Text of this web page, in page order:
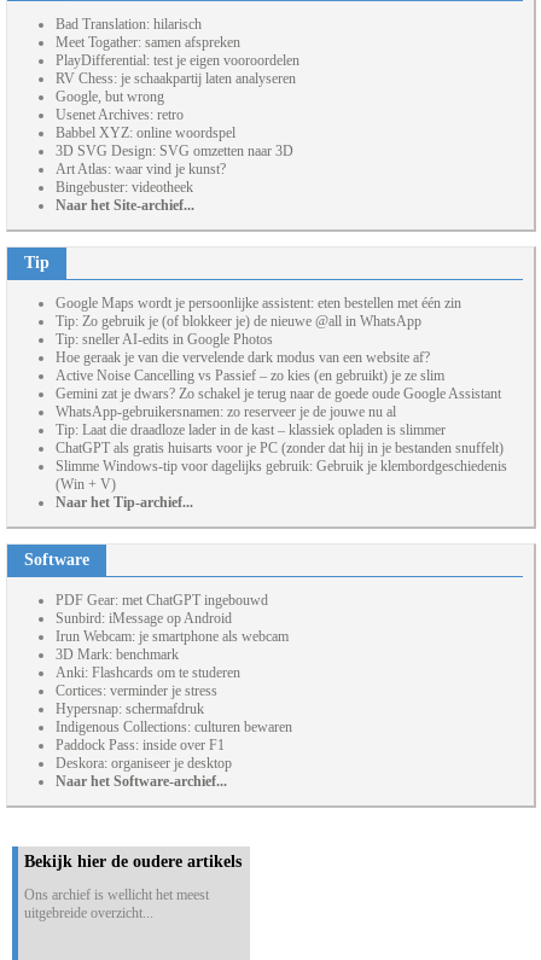
Bad Translation: hilarisch
Meet Togather: samen afspreken
PlayDifferential: test je eigen vooroordelen
RV Chess: je schaakpartij laten analyseren
Google, but wrong
Usenet Archives: retro
Babbel XYZ: online woordspel
3D SVG Design: SVG omzetten naar 3D
Art Atlas: waar vind je kunst?
Bingebuster: videotheek
Naar het Site-archief...
Tip
Google Maps wordt je persoonlijke assistent: eten bestellen met één zin
Tip: Zo gebruik je (of blokkeer je) de nieuwe @all in WhatsApp
Tip: sneller AI-edits in Google Photos
Hoe geraak je van die vervelende dark modus van een website af?
Active Noise Cancelling vs Passief – zo kies (en gebruikt) je ze slim
Gemini zat je dwars? Zo schakel je terug naar de goede oude Google Assistant
WhatsApp-gebruikersnamen: zo reserveer je de jouwe nu al
Tip: Laat die draadloze lader in de kast – klassiek opladen is slimmer
ChatGPT als gratis huisarts voor je PC (zonder dat hij in je bestanden snuffelt)
Slimme Windows-tip voor dagelijks gebruik: Gebruik je klembordgeschiedenis
(Win + V)
Naar het Tip-archief...
Software
PDF Gear: met ChatGPT ingebouwd
Sunbird: iMessage op Android
Irun Webcam: je smartphone als webcam
3D Mark: benchmark
Anki: Flashcards om te studeren
Cortices: verminder je stress
Hypersnap: schermafdruk
Indigenous Collections: culturen bewaren
Paddock Pass: inside over F1
Deskora: organiseer je desktop
Naar het Software-archief...
Bekijk hier de oudere artikels
Ons archief is wellicht het meest
uitgebreide overzicht...